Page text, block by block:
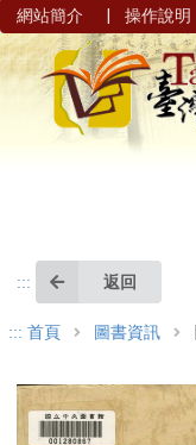
網站簡介 | 操作說明
::: 返回
::: 首頁 圖書資訊